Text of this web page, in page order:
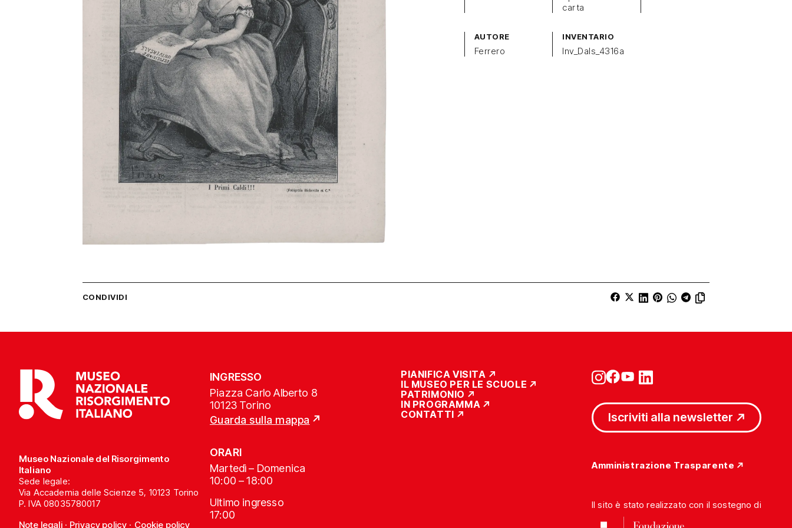
carta
AUTORE
Ferrero
INVENTARIO
Inv_Dals_4316a
CONDIVIDI
Museo Nazionale del Risorgimento
Italiano
Sede legale:
Via Accademia delle Scienze 5, 10123 Torino
P. IVA 08035780017
Note legali· Privacy policy · Cookie policy
INGRESSO
Piazza Carlo Alberto 8
10123 Torino
Guarda sulla mappa
ORARI
Martedì – Domenica
10:00 – 18:00
Ultimo ingresso
17:00
PIANIFICA VISITA
IL MUSEO PER LE SCUOLE
PATRIMONIO
IN PROGRAMMA
CONTATTI
Iscriviti alla newsletter
Amministrazione Trasparente
Il sito è stato realizzato con il sostegno di